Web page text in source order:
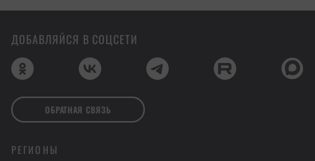
РЕГИОНЫ
ДОБАВЛЯЙСЯ В СОЦСЕТИ
ОБРАТНАЯ СВЯЗЬ